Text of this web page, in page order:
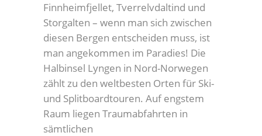
Finnheimfjellet, Tverrelvdaltind und
Storgalten – wenn man sich zwischen
diesen Bergen entscheiden muss, ist
man angekommen im Paradies! Die
Halbinsel Lyngen in Nord-Norwegen
zählt zu den weltbesten Orten für Ski-
und Splitboardtouren. Auf engstem
Raum liegen Traumabfahrten in
sämtlichen